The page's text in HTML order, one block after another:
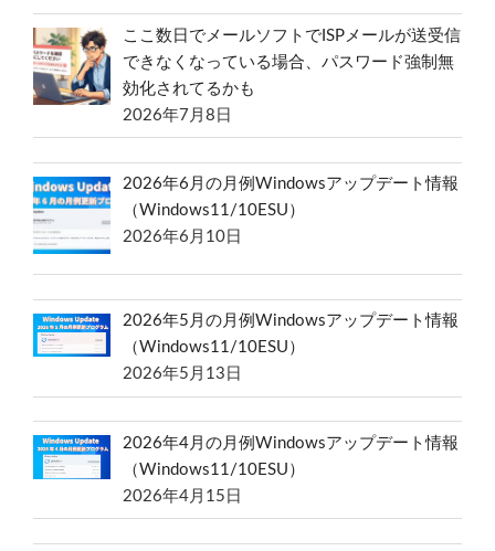
ここ数日でメールソフトでISPメールが送受信
できなくなっている場合、パスワード強制無
効化されてるかも
2026年7月8日
2026年6月の月例Windowsアップデート情報
（Windows11/10ESU）
2026年6月10日
2026年5月の月例Windowsアップデート情報
（Windows11/10ESU）
2026年5月13日
2026年4月の月例Windowsアップデート情報
（Windows11/10ESU）
2026年4月15日